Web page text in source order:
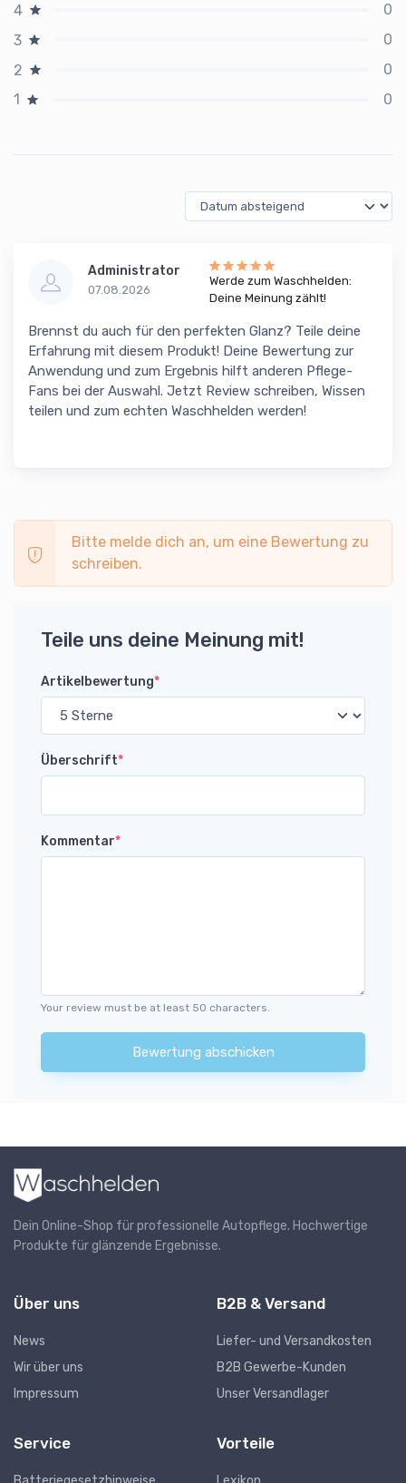
4
0
3
0
2
0
1
0
Administrator
07.08.2026
Werde zum Waschhelden:
Deine Meinung zählt!
Brennst du auch für den perfekten Glanz? Teile deine
Erfahrung mit diesem Produkt! Deine Bewertung zur
Anwendung und zum Ergebnis hilft anderen Pflege-
Fans bei der Auswahl. Jetzt Review schreiben, Wissen
teilen und zum echten Waschhelden werden!
Bitte melde dich an, um eine Bewertung zu
schreiben.
Teile uns deine Meinung mit!
Artikelbewertung*
Überschrift*
Kommentar*
Your review must be at least 50 characters.
Bewertung abschicken
Dein Online-Shop für professionelle Autopflege. Hochwertige
Produkte für glänzende Ergebnisse.
Über uns
News
Wir über uns
Impressum
B2B & Versand
Liefer- und Versandkosten
B2B Gewerbe-Kunden
Unser Versandlager
Service Vorteile